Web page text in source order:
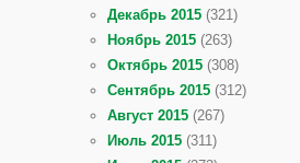
Декабрь 2015 (321)
Ноябрь 2015 (263)
Октябрь 2015 (308)
Сентябрь 2015 (312)
Август 2015 (267)
Июль 2015 (311)